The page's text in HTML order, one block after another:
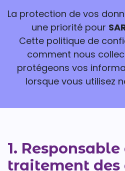
La protection de vos
une priorité pour
Cette politique de
comment nous
protégeons vos
lorsque vous utilisez
1. Responsable
traitement des